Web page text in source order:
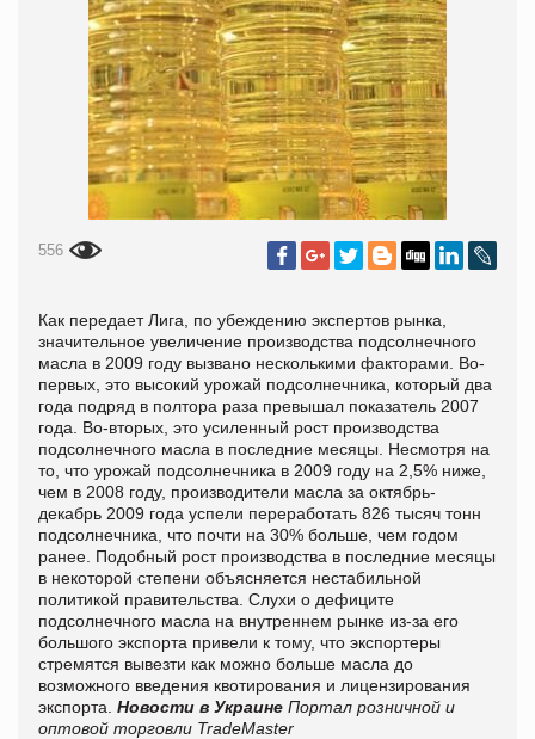
556
Как передает Лига, по убеждению экспертов рынка,
значительное увеличение производства подсолнечного
масла в 2009 году вызвано несколькими факторами. Во-
первых, это высокий урожай подсолнечника, который два
года подряд в полтора раза превышал показатель 2007
года. Во-вторых, это усиленный рост производства
подсолнечного масла в последние месяцы. Несмотря на
то, что урожай подсолнечника в 2009 году на 2,5% ниже,
чем в 2008 году, производители масла за октябрь-
декабрь 2009 года успели переработать 826 тысяч тонн
подсолнечника, что почти на 30% больше, чем годом
ранее. Подобный рост производства в последние месяцы
в некоторой степени объясняется нестабильной
политикой правительства. Слухи о дефиците
подсолнечного масла на внутреннем рынке из-за его
большого экспорта привели к тому, что экспортеры
стремятся вывезти как можно больше масла до
возможного введения квотирования и лицензирования
экспорта. Новости в Украине Портал розничной и
оптовой торговли TradeMaster